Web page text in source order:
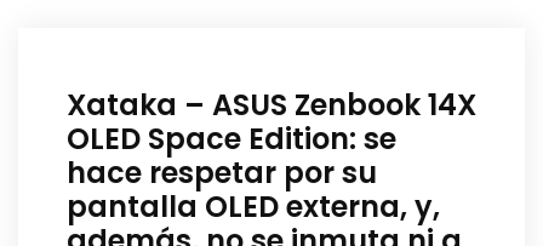
Xataka – ASUS Zenbook 14X
OLED Space Edition: se
hace respetar por su
pantalla OLED externa, y,